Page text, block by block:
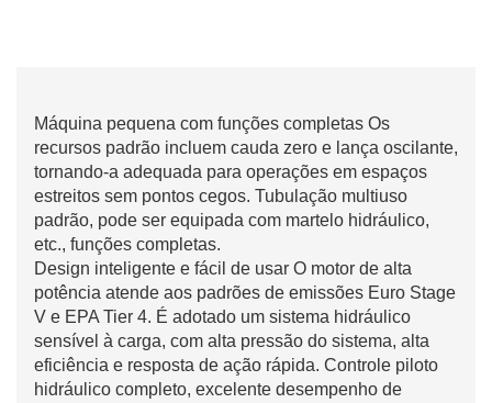
Máquina pequena com funções completas Os
recursos padrão incluem cauda zero e lança oscilante,
tornando-a adequada para operações em espaços
estreitos sem pontos cegos. Tubulação multiuso
padrão, pode ser equipada com martelo hidráulico,
etc., funções completas.
Design inteligente e fácil de usar O motor de alta
potência atende aos padrões de emissões Euro Stage
V e EPA Tier 4. É adotado um sistema hidráulico
sensível à carga, com alta pressão do sistema, alta
eficiência e resposta de ação rápida. Controle piloto
hidráulico completo, excelente desempenho de